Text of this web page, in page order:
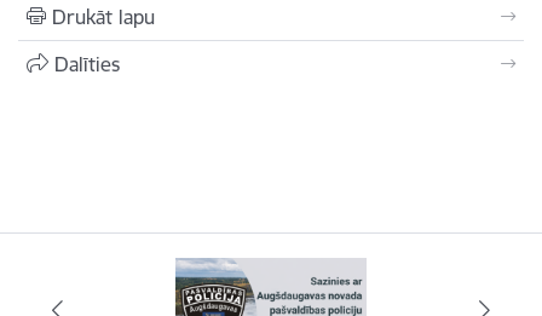
Drukāt lapu
Dalīties